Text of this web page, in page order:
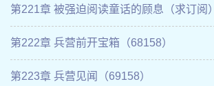
第221章 被强迫阅读童话的顾息（求订阅）
第222章 兵营前开宝箱（68158）
第223章 兵营见闻（69158）